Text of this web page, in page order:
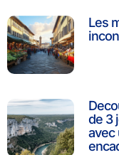
Les
de 3
avec